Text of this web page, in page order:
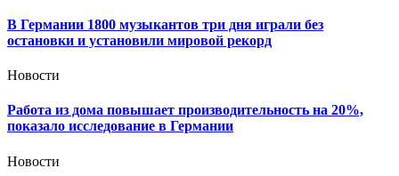
В Германии 1800 музыкантов три дня играли без
остановки и установили мировой рекорд
Новости
Работа из дома повышает производительность на 20%,
показало исследование в Германии
Новости